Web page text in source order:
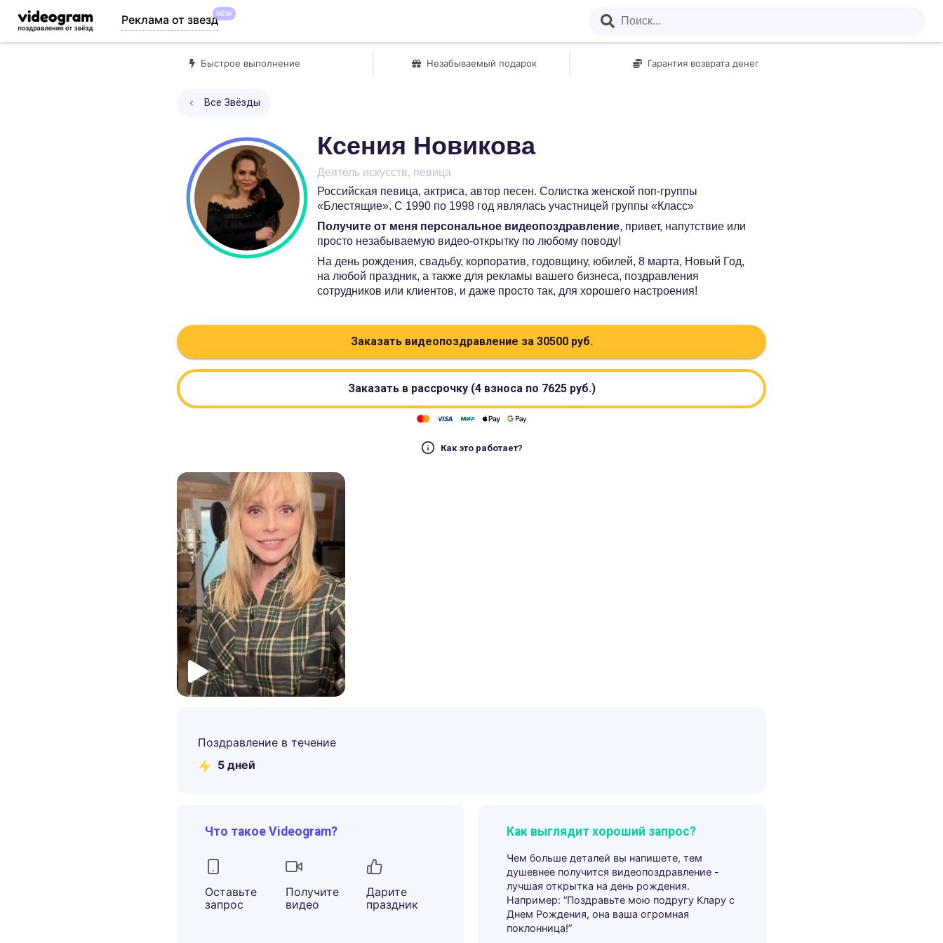
Реклама от звездNEW
Быстрое выполнение Незабываемый подарок Гарантия возврата денег
Все Звёзды
Ксения Новикова
Деятель искусств, певица
Российская певица, актриса, автор песен. Солистка женской поп-группы
«Блестящие». С 1990 по 1998 год являлась участницей группы «Класс»
Получите от меня персональное видеопоздравление, привет, напутствие или
просто незабываемую видео-открытку по любому поводу!
На день рождения, свадьбу, корпоратив, годовщину, юбилей, 8 марта, Новый Год,
на любой праздник, а также для рекламы вашего бизнеса, поздравления
сотрудников или клиентов, и даже просто так, для хорошего настроения!
Заказать видеопоздравление за 30500руб.
Заказать в рассрочку (4 взноса по 7625руб.)
Как это работает?
Поздравление в течение
5 дней
Что такое Videogram?
Оставьте
запрос
Получите
видео
Дарите
праздник
Как выглядит хороший запрос?
Чем больше деталей вы напишете, тем
душевнее получится видеопоздравление -
лучшая открытка на день рождения.
Например: “Поздравьте мою подругу Клару с
Днем Рождения, она ваша огромная
поклонница!”